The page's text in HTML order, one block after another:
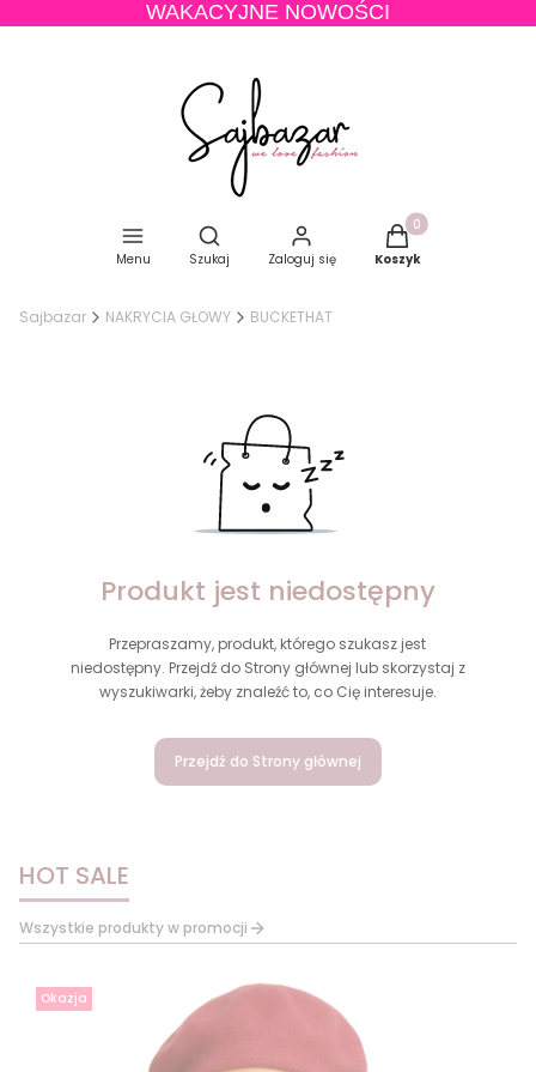
WAKACYJNE NOWOŚCI
Menu
Otwórz wyszukiwarkę
Szukaj Zaloguj się
Produkty w
Koszyk
Sajbazar NAKRYCIA GŁOWY BUCKETHAT
Produkt jest niedostępny
Przepraszamy, produkt, którego szukasz jest
niedostępny. Przejdź do Strony głównej lub skorzystaj z
wyszukiwarki, żeby znaleźć to, co Cię interesuje.
Przejdź do Strony głównej
HOT SALE
Wszystkie produkty w promocji
Okazja